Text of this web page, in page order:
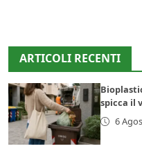
ARTICOLI RECENTI
spicca il
6